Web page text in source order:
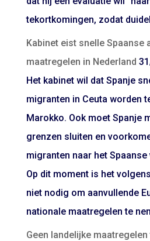
tekortkomingen, zodat
Kabinet eist snelle Spaanse
maatregelen in Nederland
Het kabinet wil dat Spanje
migranten in Ceuta worden
Marokko. Ook moet Spanje
grenzen sluiten en
migranten naar het
Op dit moment is het
niet nodig om aanvullende
nationale maatregelen te
Geen landelijke